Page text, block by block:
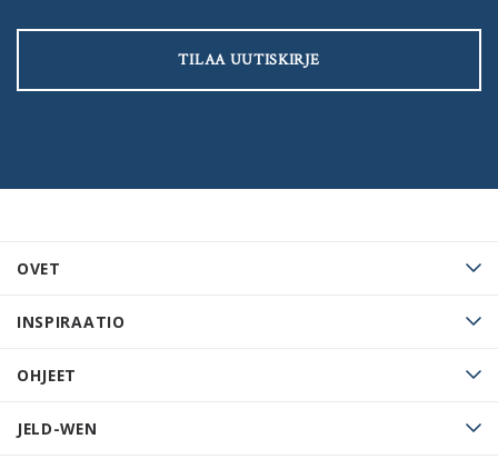
OVET
INSPIRAATIO
OHJEET
JELD-WEN
TILAA UUTISKIRJE